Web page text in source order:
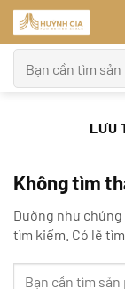
Bỏ
qua
nội
dung
kiếm:
LƯU
Không tìm
Dường như
tìm kiếm. Có lẽ